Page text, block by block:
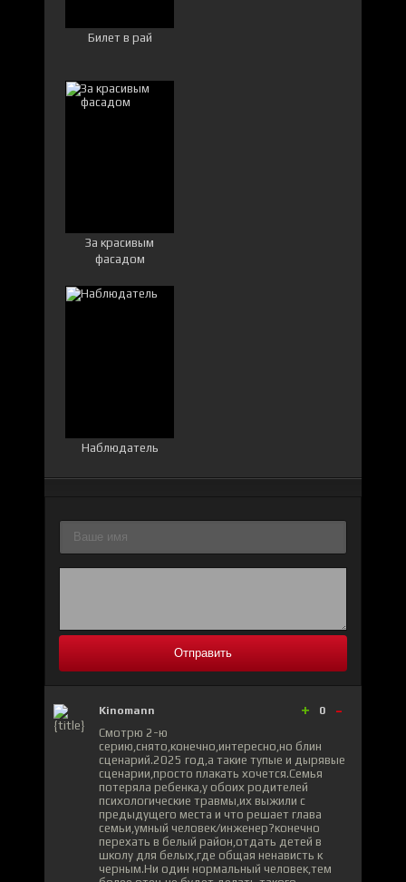
Билет в рай
За красивым
фасадом
Наблюдатель
Отправить
Kinomann + 0 -
Cмотрю 2-ю
серию,снято,конечно,интересно,но блин
сценарий.2025 год,а такие тупые и дырявые
сценарии,просто плакать хочется.Семья
потеряла ребенка,у обоих родителей
психологические травмы,их выжили с
предыдущего места и что решает глава
семьи,умный человек/инженер?конечно
перехать в белый район,отдать детей в
школу для белых,где общая ненависть к
черным.Ни один нормальный человек,тем